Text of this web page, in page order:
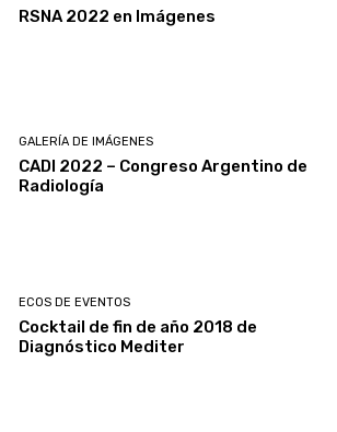
RSNA 2022 en Imágenes
GALERÍA DE IMÁGENES
CADI 2022 – Congreso Argentino de
Radiología
ECOS DE EVENTOS
Cocktail de fin de año 2018 de
Diagnóstico Mediter